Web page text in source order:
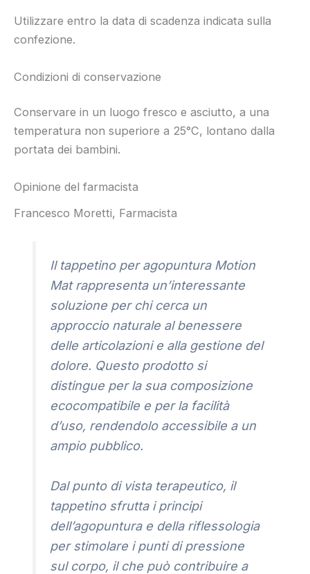
Utilizzare entro la data di scadenza indicata sulla
confezione.
Condizioni di conservazione
Conservare in un luogo fresco e asciutto, a una
temperatura non superiore a 25°C, lontano dalla
portata dei bambini.
Opinione del farmacista
Francesco Moretti, Farmacista
Il tappetino per agopuntura Motion
Mat rappresenta un’interessante
soluzione per chi cerca un
approccio naturale al benessere
delle articolazioni e alla gestione del
dolore. Questo prodotto si
distingue per la sua composizione
ecocompatibile e per la facilità
d’uso, rendendolo accessibile a un
ampio pubblico.
Dal punto di vista terapeutico, il
tappetino sfrutta i principi
dell’agopuntura e della riflessologia
per stimolare i punti di pressione
sul corpo, il che può contribuire a